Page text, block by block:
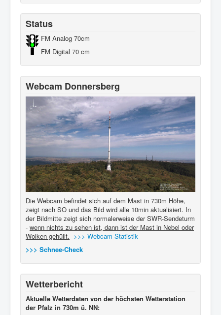
Status
FM Analog 70cm
FM Digital 70 cm
Webcam Donnersberg
Die Webcam befindet sich auf dem Mast in 730m Höhe,
zeigt nach SO und das Bild wird alle 10min aktualisiert. In
der Bildmitte zeigt sich normalerweise der SWR-Sendeturm
- wenn nichts zu sehen ist, dann ist der Mast in Nebel oder
Wolken gehüllt. >>> Webcam-Statistik
>>> Schnee-Check
Wetterbericht
Aktuelle Wetterdaten von der höchsten Wetterstation
der Pfalz in 730m ü. NN: